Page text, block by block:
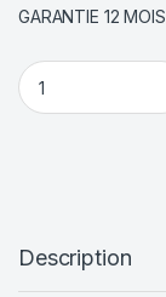
GARANTIE 12 MOIS
MSI MAG
Description